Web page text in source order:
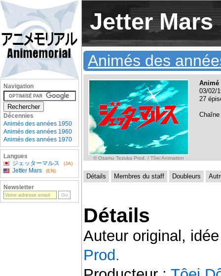
Jetter Mars
Animés des
© Osamu Tezuka Prod. / Tôei Animation
Animé
03/02/
27
Détails Membres du staff Doubleurs
Détails
Auteur original,
Prod.
Navigation
Décennies
Animés des années 1950
Animés des années 1960
Animés des années 1970
Langues
ジェッターマルス
(JA)
Jetter Mars (EN)
Newsletter